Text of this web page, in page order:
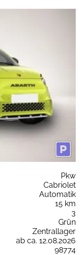
Pkw
Cabriolet
Automatik
15 km
3
Grün
Zentrallager
ab ca. 12.08.2026
98774